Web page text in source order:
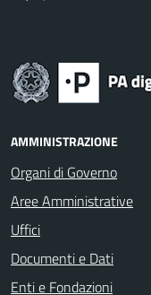
AMMINISTRAZIONE
Organi di Governo
Aree Amministrative
Uffici
Documenti e Dati
Enti e Fondazioni